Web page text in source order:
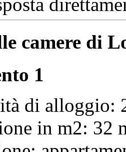
camere di
1
di alloggio:
in m2: 32